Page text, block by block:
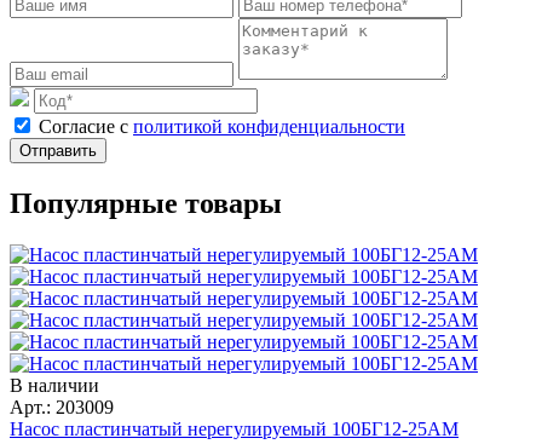
Cогласие с политикой конфиденциальности
Отправить
Популярные товары
В наличии
Арт.: 203009
Насос пластинчатый нерегулируемый 100БГ12-25АМ